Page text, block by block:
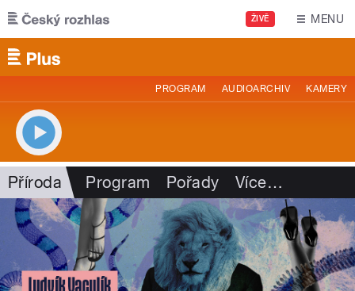
Přejít k hlavnímu obsahu
ŽIVĚ MENU
PROGRAM AUDIOARCHIV KAMERY
Příroda Program Pořady Více…